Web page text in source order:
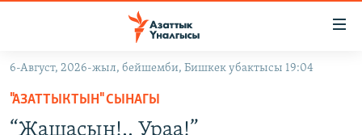
Навигацияга
өтүңүз
Издөөгө
КЫРГЫЗСТАН
6-Август, 2026-жыл, бейшемби, Бишкек убактысы 19:04
"АЗАТТЫКТЫН" СЫНАГЫ
“Жашасын!.. Ураа!”